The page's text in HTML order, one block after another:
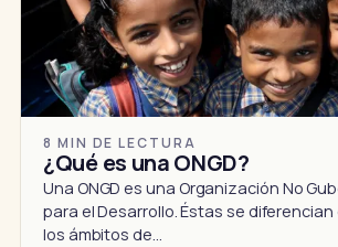
8 MIN DE LECTURA
¿Qué es una ONGD?
Una ONGD es una Organización No
para el Desarrollo. Éstas se diferencian
los ámbitos de…